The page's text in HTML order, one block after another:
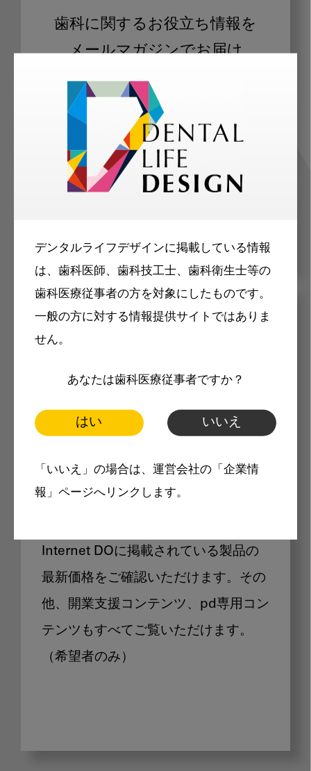
デンタルライフデザインに掲載している情報
は、歯科医師、歯科技工士、歯科衛生士等の
歯科医療従事者の方を対象にしたものです。
一般の方に対する情報提供サイトではありま
せん。
あなたは歯科医療従事者ですか？
はい いいえ
「いいえ」の場合は、運営会社の「企業情
報」ページへリンクします。
歯科に関するお役立ち情報を
メールマガジンでお届け
ご登録いただいた職種（歯科医師、歯
科衛生士、歯科技工士）に合わせた内
容のメールマガジンをお届けします。
メリット
製品価格も閲覧可能
Internet DOに掲載されている製品の
最新価格をご確認いただけます。その
他、開業支援コンテンツ、pd専用コン
テンツもすべてご覧いただけます。
（希望者のみ）